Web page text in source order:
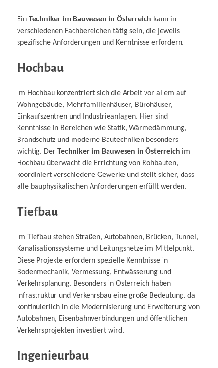
Ein Techniker im Bauwesen in Österreich kann in
verschiedenen Fachbereichen tätig sein, die jeweils
spezifische Anforderungen und Kenntnisse erfordern.
Hochbau
Im Hochbau konzentriert sich die Arbeit vor allem auf
Wohngebäude, Mehrfamilienhäuser, Bürohäuser,
Einkaufszentren und Industrieanlagen. Hier sind
Kenntnisse in Bereichen wie Statik, Wärmedämmung,
Brandschutz und moderne Bautechniken besonders
wichtig. Der Techniker im Bauwesen in Österreich im
Hochbau überwacht die Errichtung von Rohbauten,
koordiniert verschiedene Gewerke und stellt sicher, dass
alle bauphysikalischen Anforderungen erfüllt werden.
Tiefbau
Im Tiefbau stehen Straßen, Autobahnen, Brücken, Tunnel,
Kanalisationssysteme und Leitungsnetze im Mittelpunkt.
Diese Projekte erfordern spezielle Kenntnisse in
Bodenmechanik, Vermessung, Entwässerung und
Verkehrsplanung. Besonders in Österreich haben
Infrastruktur und Verkehrsbau eine große Bedeutung, da
kontinuierlich in die Modernisierung und Erweiterung von
Autobahnen, Eisenbahnverbindungen und öffentlichen
Verkehrsprojekten investiert wird.
Ingenieurbau